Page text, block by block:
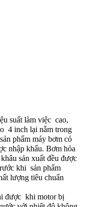
suất làm việc cao,
4 inch lại nằm trong
phẩm máy bơm có
nhập khẩu. Bơm hỏa
sản xuất đều được
khi sản phẩm
lượng tiêu chuẩn
được khi motor bị